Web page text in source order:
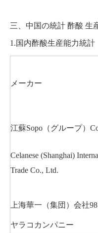
三、中国の統計 酢酸 生
1.国内酢酸生産能力統計
メーカー
江蘇Sopo（グループ）
Celanese (Shanghai)
Trade Co., Ltd.
上海華一（集団）会社98
ヤラコカンパニー